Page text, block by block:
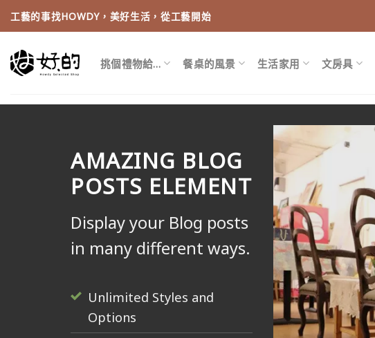
Skip
to
content
工藝的事找HOWDY，美好生活，從工藝開始
挑個禮物給… 餐桌的風景 生活家用 文房具
AMAZING BLOG
POSTS ELEMENT
Display your Blog posts
in many different ways.
Unlimited Styles and
Options